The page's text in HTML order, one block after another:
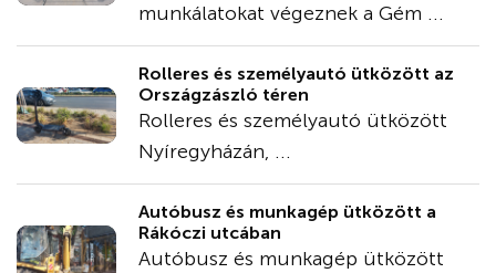
munkálatokat végeznek a Gém ...
Rolleres és személyautó ütközött az
Országzászló téren
Rolleres és személyautó ütközött
Nyíregyházán, ...
Autóbusz és munkagép ütközött a
Rákóczi utcában
Autóbusz és munkagép ütközött